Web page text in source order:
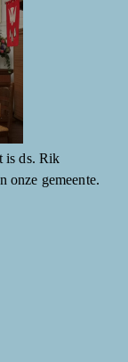
is ds. Rik
onze gemeente.